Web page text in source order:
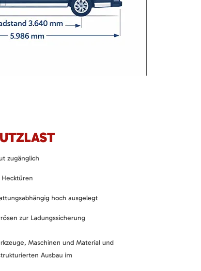
zugänglich
hoch ausgelegt
zur Ladungssicherung
Maschinen und Material und
Ausbau im